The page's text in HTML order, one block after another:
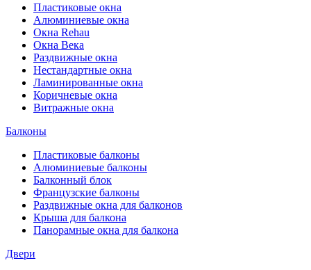
Пластиковые окна
Алюминиевые окна
Окна Rehau
Окна Века
Раздвижные окна
Нестандартные окна
Ламинированные окна
Коричневые окна
Витражные окна
Балконы
Пластиковые балконы
Алюминиевые балконы
Балконный блок
Французские балконы
Раздвижные окна для балконов
Крыша для балкона
Панорамные окна для балкона
Двери